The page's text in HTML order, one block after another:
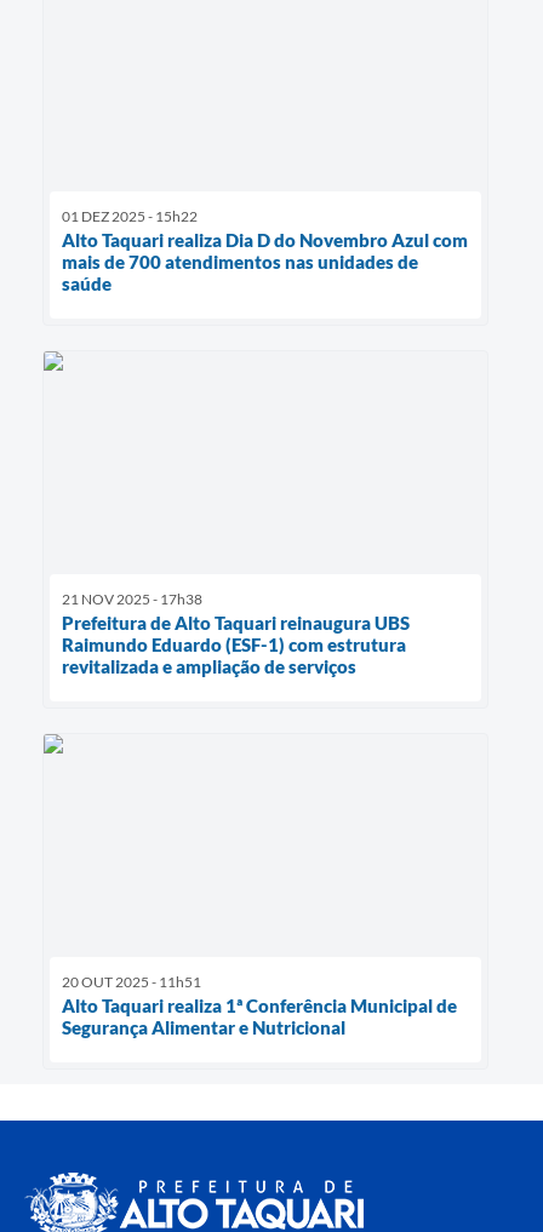
01 DEZ 2025 - 15h22
Alto Taquari realiza Dia D do Novembro Azul com
mais de 700 atendimentos nas unidades de
saúde
21 NOV 2025 - 17h38
Prefeitura de Alto Taquari reinaugura UBS
Raimundo Eduardo (ESF-1) com estrutura
revitalizada e ampliação de serviços
20 OUT 2025 - 11h51
Alto Taquari realiza 1ª Conferência Municipal de
Segurança Alimentar e Nutricional